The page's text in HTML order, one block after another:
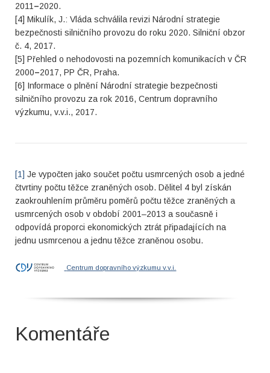
2011 –2020.
[4] Mikulík, J.: Vláda schválila revizi Národní strategie
bezpečnosti silničního provozu do roku 2020. Silniční obzor
č. 4, 2017.
[5] Přehled o nehodovosti na pozemních komunikacích v ČR
2000–2017, PP ČR, Praha.
[6] Informace o plnění Národní strategie bezpečnosti
silničního provozu za rok 2016, Centrum dopravního
výzkumu, v.v.i., 2017.
[1] Je vypočten jako součet počtu usmrcených osob a jedné
čtvrtiny počtu těžce zraněných osob. Dělitel 4 byl získán
zaokrouhlením průměru poměrů počtu těžce zraněných a
usmrcených osob v období 2001–2013 a současně i
odpovídá proporci ekonomických ztrát připadajících na
jednu usmrcenou a jednu těžce zraněnou osobu.
Centrum dopravního výzkumu v.v.i.
Komentáře